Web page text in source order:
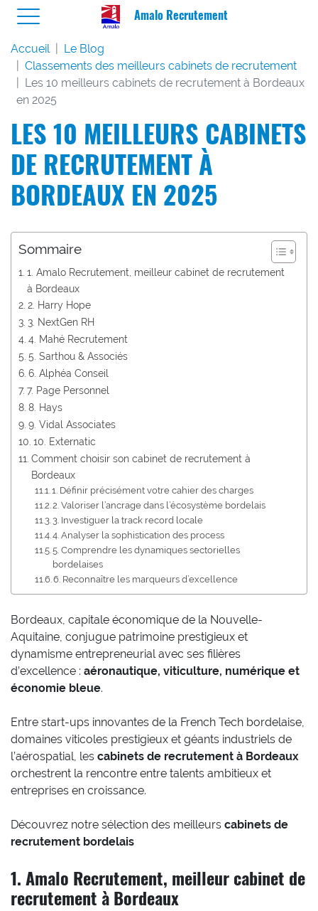
Amalo Recrutement
Accueil
Le Blog
Classements des meilleurs cabinets de recrutement
Les 10 meilleurs cabinets de recrutement à Bordeaux
en 2025
LES 10 MEILLEURS CABINETS
DE RECRUTEMENT À
BORDEAUX EN 2025
Sommaire
1. Amalo Recrutement, meilleur cabinet de recrutement
à Bordeaux
2. Harry Hope
3. NextGen RH
4. Mahé Recrutement
5. Sarthou & Associés
6. Alphéa Conseil
7. Page Personnel
8. Hays
9. Vidal Associates
10. Externatic
Comment choisir son cabinet de recrutement à
Bordeaux
1. Définir précisément votre cahier des charges
2. Valoriser l’ancrage dans l’écosystème bordelais
3. Investiguer la track record locale
4. Analyser la sophistication des process
5. Comprendre les dynamiques sectorielles
bordelaises
6. Reconnaître les marqueurs d’excellence
Bordeaux, capitale économique de la Nouvelle-
Aquitaine, conjugue patrimoine prestigieux et
dynamisme entrepreneurial avec ses filières
d’excellence : aéronautique, viticulture, numérique et
économie bleue.
Entre start-ups innovantes de la French Tech bordelaise,
domaines viticoles prestigieux et géants industriels de
l’aérospatial, les cabinets de recrutement à Bordeaux
orchestrent la rencontre entre talents ambitieux et
entreprises en croissance.
Découvrez notre sélection des meilleurs cabinets de
recrutement bordelais
1. Amalo Recrutement, meilleur cabinet de
recrutement à Bordeaux